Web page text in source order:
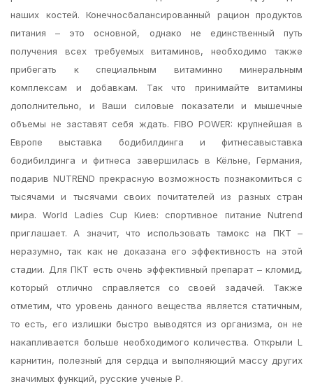
наших костей. Конечносбалансированный рацион продуктов
питания – это основной, однако не единственный путь
получения всех требуемых витаминов, необходимо также
прибегать к специальным витаминно минеральным
комплексам и добавкам. Так что принимайте витамины
дополнительно, и Ваши силовые показатели и мышечные
объемы не заставят себя ждать. FIBO POWER: крупнейшая в
Европе выставка бодибилдинга и фитнесавыставка
бодибилдинга и фитнеса завершилась в Кёльне, Германия,
подарив NUTREND прекрасную возможность познакомиться с
тысячами и тысячами своих почитателей из разных стран
мира. World Ladies Cup Киев: спортивное питание Nutrend
приглашает. А значит, что использовать тамокс на ПКТ –
неразумно, так как не доказана его эффективность на этой
стадии. Для ПКТ есть очень эффективный препарат – кломид,
который отлично справляется со своей задачей. Также
отметим, что уровень данного вещества является статичным,
то есть, его излишки быстро выводятся из организма, он не
накапливается больше необходимого количества. Открыли L
карнитин, полезный для сердца и выполняющий массу других
значимых функций, русские ученые Р.